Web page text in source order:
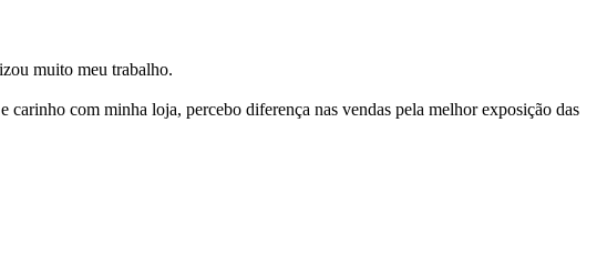
muito meu trabalho.
com minha loja, percebo diferença nas vendas pela melhor exposição das